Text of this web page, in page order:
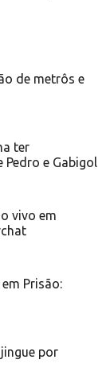
de metrôs e
ter
e Gabigol
vivo em
Prisão:
por